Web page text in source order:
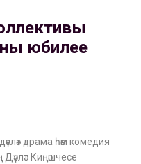
юбилее
драма һәм комедия
Киңәшчесе